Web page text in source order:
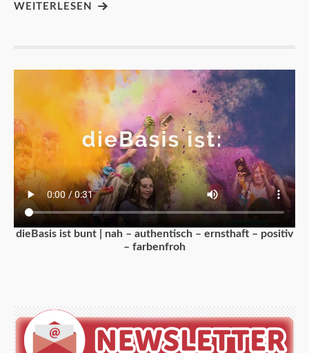
WEITERLESEN
dieBasis ist bunt | nah – authentisch – ernsthaft – positiv
– farbenfroh